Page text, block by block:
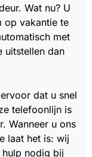
Wat nu? U
op vakantie te
met
uitstellen dan
dat u snel
telefoonlijn is
Wanneer u ons
laat het is: wij
nodig bij